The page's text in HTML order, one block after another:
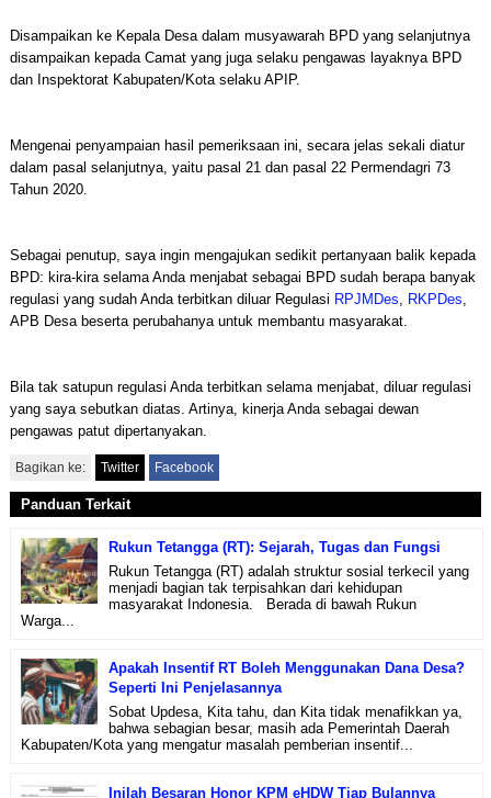
Disampaikan ke Kepala Desa dalam musyawarah BPD yang selanjutnya
disampaikan kepada Camat yang juga selaku pengawas layaknya BPD
dan Inspektorat Kabupaten/Kota selaku APIP.
Mengenai penyampaian hasil pemeriksaan ini, secara jelas sekali diatur
dalam pasal selanjutnya, yaitu pasal 21 dan pasal 22 Permendagri 73
Tahun 2020.
Sebagai penutup, saya ingin mengajukan sedikit pertanyaan balik kepada
BPD: kira-kira selama Anda menjabat sebagai BPD sudah berapa banyak
regulasi yang sudah Anda terbitkan diluar Regulasi RPJMDes RKPDes
APB Desa beserta perubahanya untuk membantu masyarakat.
Bila tak satupun regulasi Anda terbitkan selama menjabat, diluar regulasi
yang saya sebutkan diatas. Artinya, kinerja Anda sebagai dewan
pengawas patut dipertanyakan.
Bagikan ke: Twitter Facebook
Panduan Terkait
Rukun Tetangga (RT): Sejarah, Tugas dan Fungsi
Rukun Tetangga (RT) adalah struktur sosial terkecil yang
menjadi bagian tak terpisahkan dari kehidupan
masyarakat Indonesia. Berada di bawah Rukun
Warga...
Apakah Insentif RT Boleh Menggunakan Dana Desa?
Seperti Ini Penjelasannya
Sobat Updesa, Kita tahu, dan Kita tidak menafikkan ya,
bahwa sebagian besar, masih ada Pemerintah Daerah
Kabupaten/Kota yang mengatur masalah pemberian insentif...
Inilah Besaran Honor KPM eHDW Tiap Bulannya